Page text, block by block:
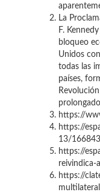
La
F.
bloqueo
Unidos
todas las
países,
https://
https://
13/
https://
reivindica-
https://